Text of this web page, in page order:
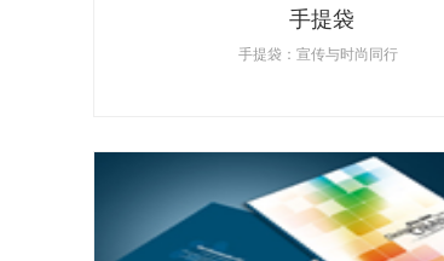
手提袋
手提袋：宣传与时尚同行